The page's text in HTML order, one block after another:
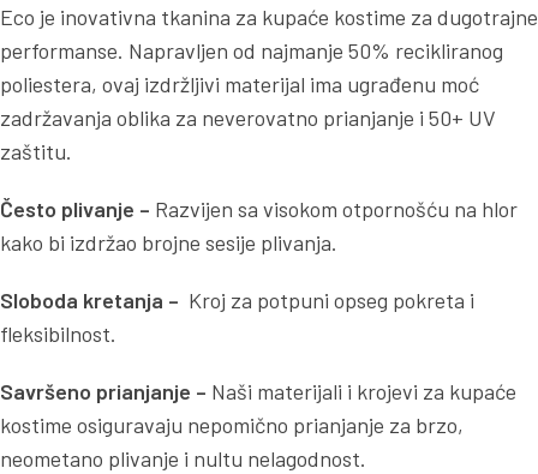
Eco je inovativna tkanina za kupaće kostime za dugotrajne
performanse. Napravljen od najmanje 50% recikliranog
poliestera, ovaj izdržljivi materijal ima ugrađenu moć
zadržavanja oblika za neverovatno prianjanje i 50+ UV
zaštitu.
Često plivanje – Razvijen sa visokom otpornošću na hlor
kako bi izdržao brojne sesije plivanja.
Sloboda kretanja – Kroj za potpuni opseg pokreta i
fleksibilnost.
Savršeno prianjanje – Naši materijali i krojevi za kupaće
kostime osiguravaju nepomično prianjanje za brzo,
neometano plivanje i nultu nelagodnost.